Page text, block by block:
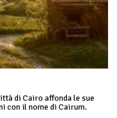
di Cairo affonda le sue
con il nome di Cairum.